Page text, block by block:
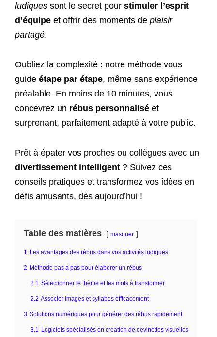
ludiquessont le secret pour stimuler l’esprit
d’équipeet offrir des moments de plaisir
partagé.
Oubliez la complexité : notre méthode vous
guide étape par étape, même sans expérience
préalable. En moins de 10 minutes, vous
concevrez un rébus personnaliséet
surprenant, parfaitement adapté à votre public.
Prêt à épater vos proches ou collègues avec un
divertissement intelligent? Suivez ces
conseils pratiques et transformez vos idées en
défis amusants, dès aujourd’hui !
Table des matières masquer
1 Les avantages des rébus dans vos activités ludiques
2 Méthode pas à pas pour élaborer un rébus
2.1 Sélectionner le thème et les mots à transformer
2.2 Associer images et syllabes efficacement
3 Solutions numériques pour générer des rébus rapidement
3.1 Logiciels spécialisés en création de devinettes visuelles